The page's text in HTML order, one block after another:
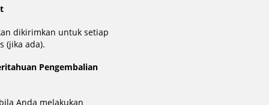
dikirimkan untuk setiap
(jika ada).
Pengembalian
Anda melakukan